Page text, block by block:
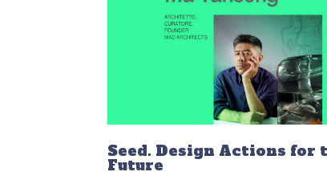
Seed. Design Actions for
Future